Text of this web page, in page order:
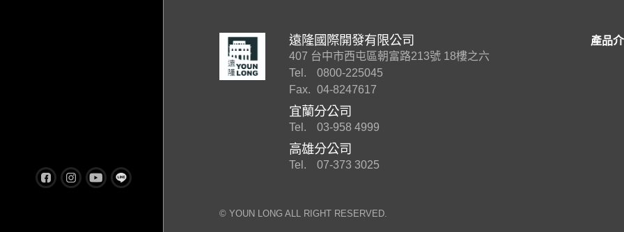
遠隆國際開發有限公司
407 台中市西屯區朝富路213號 18樓之六
Tel.
0800-225045
Fax. 04-8247617
宜蘭分公司
Tel. 03-958 4999
高雄分公司
Tel. 07-373 3025
產品
©︎ YOUN LONG ALL RIGHT RESERVED.